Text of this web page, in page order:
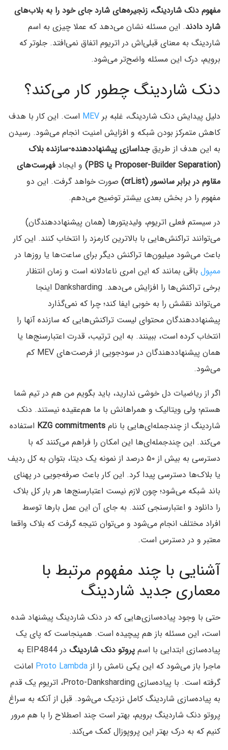
مفهوم دنک شاردینگ، زنجیره‌های شارد جای خود را به بلاب‌های
شارد دادند. این مسئله نشان می‌دهد که عملا چیزی به اسم
شاردینگ به معنای قبلی‌اش در اتریوم اتفاق نمی‌افتد. جلوتر که
برویم، درک این مسئله واضح‌تر می‌شود.
دنک شاردینگ چطور کار می‌کند؟
دلیل پیدایش دنک شاردینگ، غلبه بر MEV است. این کار با هدف
کاهش متمرکز بودن شبکه و افزایش امنیت انجام می‌شود. رسیدن
به این هدف از طریقجداسازی پیشنهاددهنده-سازنده بلاک
(Proposer-Builder Separation یا PBS)
و ایجاد فهرست‌های
مقاوم در برابر سانسور (crList)
صورت خواهد گرفت. این دو
مفهوم را در بخش بعدی بیشتر توضیح می‌دهم.
در سیستم فعلی اتریوم، ولیدیتورها (همان پیشنهاددهندگان)
می‌توانند تراکنش‌هایی با بالاترین کارمزد را انتخاب کنند. این کار
باعث می‌شود میلیون‌ها تراکنش دیگر برای ساعت‌ها یا روزها در
ممپول باقی بمانند که این امری ناعادلانه است و زمان انتظار
برخی تراکنش‌ها را افزایش می‌دهد. Danksharding اینجا
می‌تواند نقشش را به خوبی ایفا کند؛ چرا که نمی‌گذارد
پیشنهاددهندگان محتوای لیست تراکنش‌هایی که سازنده آنها را
انتخاب کرده است، ببینند. به این ترتیب، قدرت اعتبارسنج‌ها یا
همان پیشنهاددهندگان در سودجویی از فرصت‌های MEV کم
می‌شود.
اگر از ریاضیات دل خوشی ندارید، باید بگویم من هم در تیم شما
هستم؛ ولی ویتالیک و همراهانش با ما هم‌عقیده نیستند. دنک
شاردینگ از چندجمله‌ای‌هایی با نام KZG commitments استفاده
می‌کند. این چندجمله‌ای‌ها این امکان را فراهم می‌کنند که با
دسترسی به بیش از ۵۰ درصد از نمونه یک دیتا، بتوان به کل ردیف
یا بلاک‌ها دسترسی پیدا کرد. این کار باعث صرفه‌جویی در پهنای
باند شبکه می‌شود؛ چون لازم نیست اعتبارسنج‌ها هر بار کل بلاک
را دانلود و اعتبارسنجی کنند. به جای آن این عمل بارها توسط
افراد مختلف انجام می‌شود و می‌توان نتیجه گرفت که بلاک واقعا
معتبر و در دسترس است.
آشنایی با چند مفهوم مرتبط با
معماری جدید شاردینگ
حتی با وجود پیاده‌سازی‌هایی که در دنک شاردینگ پیشنهاد شده
است، این مسئله باز هم پیچیده است. همینجاست که پای یک
پیاده‌سازی ابتدایی با اسم پروتو دنک شاردینگ
در EIP4844 به
ماجرا باز می‌شود که این یکی نامش را از Proto Lambda امانت
گرفته است. با پیاده‌سازی Proto-Danksharding، اتریوم یک قدم
به پیاده‌سازی شاردینگ کامل نزدیک می‌شود. قبل از آنکه به سراغ
پروتو دنک شاردینگ برویم، بهتر است چند اصطلاح را با هم مرور
کنیم که به درک بهتر این پروپوزال کمک می‌کند.